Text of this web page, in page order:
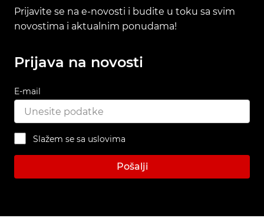
Prijavite se na e-novosti i budite u toku sa svim
novostima i aktualnim ponudama!
Prijava na novosti
E-mail
Slažem se sa uslovima
Pošalji